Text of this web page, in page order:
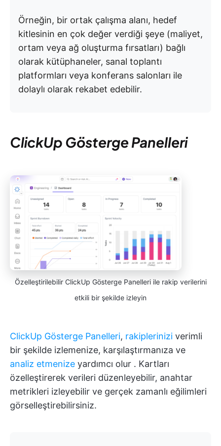
Örneğin, bir ortak çalışma alanı, hedef
kitlesinin en çok değer verdiği şeye (maliyet,
ortam veya ağ oluşturma fırsatları) bağlı
olarak kütüphaneler, sanal toplantı
platformları veya konferans salonları ile
dolaylı olarak rekabet edebilir.
ClickUp Gösterge Panelleri
Özelleştirilebilir ClickUp Gösterge Panelleri ile rakip verilerini
etkili bir şekilde izleyin
ClickUp Gösterge Panelleri, rakiplerinizi verimli
bir şekilde izlemenize, karşılaştırmanıza ve
analiz etmenize yardımcı olur . Kartları
özelleştirerek verileri düzenleyebilir, anahtar
metrikleri izleyebilir ve gerçek zamanlı eğilimleri
görselleştirebilirsiniz.